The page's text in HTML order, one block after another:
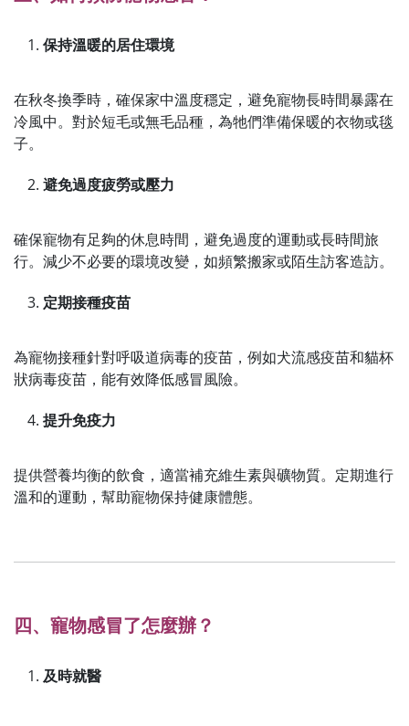
保持溫暖的居住環境
在秋冬換季時，確保家中溫度穩定，避免寵物長時間暴露在
冷風中。對於短毛或無毛品種，為牠們準備保暖的衣物或毯
子。
避免過度疲勞或壓力
確保寵物有足夠的休息時間，避免過度的運動或長時間旅
行。減少不必要的環境改變，如頻繁搬家或陌生訪客造訪。
定期接種疫苗
為寵物接種針對呼吸道病毒的疫苗，例如犬流感疫苗和貓杯
狀病毒疫苗，能有效降低感冒風險。
提升免疫力
提供營養均衡的飲食，適當補充維生素與礦物質。定期進行
溫和的運動，幫助寵物保持健康體態。
四、寵物感冒了怎麼辦？
及時就醫